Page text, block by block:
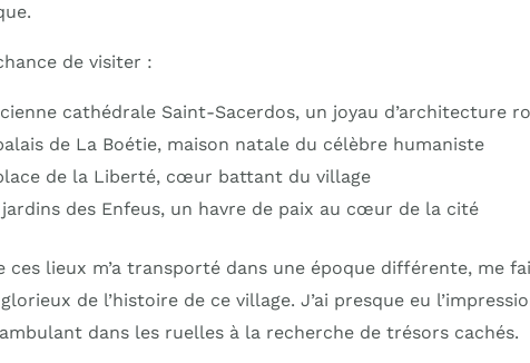
de visiter :
cathédrale Saint-Sacerdos, un joyau d’architecture
de La Boétie, maison natale du célèbre humaniste
de la Liberté, cœur battant du village
jardins des Enfeus, un havre de paix au cœur de la cité
ces lieux m’a transporté dans une époque différente, me
de l’histoire de ce village. J’ai presque eu
dans les ruelles à la recherche de trésors cachés.